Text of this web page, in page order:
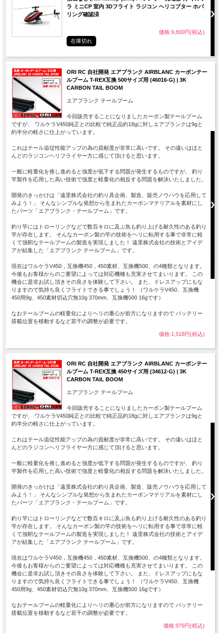
実機の持つ雰囲気を再現。
リベッ
SLT仕様受信機を装備。別売りのGENERAL LINKを使用す
れば、お手持ちの各社送信機でもフライトがお楽しみ頂け
ます。
・フライ
・大型ヘ
はオススメ
・リベッ
ルなスケ
・キャビ
ンケージ
・SLT仕様
れば、お
機体仕様
SOLO PRO 135 BO-105 ドイツ連邦軍仕
ローター直径
245mm
全長
236mm
重量
89g
送信機
J6 SLT仕様 2.4GHz 6ch
充電器
専用AC充電器
ブレード
可変ピッチ
飛行時間
約5分
ラ ミニCP 室内 3Dフライト ラジコン ヘリコプター ホバ
リング確認済
価格:9,800円(税込)
在庫切れ
ORI RC 自社開発 エアブランク AIRBLANC カーボンテー
ルブーム T-REX互換 500サイズ用 (46016-G) | 3K
CARBON TAIL BOOM
エアブランク テールブーム
今回販売することになりましたカーボン製テールブーム
ですが、 ワルケラV450純正との比較で純正品約18gに対しエアブランクは9gと
約半分の軽さに仕上がっています。
これはテール追従性能アップの為の貢献度が非常に高いです。 その違いはほと
んどのラジコンヘリフライヤー方に感じて頂けると思います。
一般に軽量化を推し進めると強度が低下する問題が発生するものですが、 釣り
竿製作を応用した高い技術で強度と軽量化の相反する問題を解決いたしました。
開発のきっかけは「遠里株式会社の釣り具企画、製造、販売ノウハウを応用して
みよう！」 そんなシンプルな発想から生まれたカーボンマテリアルを素材にし
たパーツ「エアブランク・テールブーム」です。
釣り竿にはトローリングなどで数百キロに及ぶ魚も釣り上げる耐久性のある釣り
竿が存在します。 そんなカーボン製の竿の技術をヘリに転用する事で非常に軽
くて強靭なテールブームの製造を実現しました！ 遠里株式会社の技術とアイデ
アが結集した「エアブランク テールブーム」です。
現在はワルケラV450，互換機450，450素材、互換機500、の4種類となります。
今後もお客様からのご要望によっては対応機種も充実させてまいります。 この
機会に是非お試し頂きその良さを体験して下さい。 また、ドレスアップにもな
りますので気持ち良くフライトできる事でしょう！ （ワルケラV450、互換機
450用9g、450素材切込穴無10g 370mm、互換機500 16gです）
なおテールブームの軽量化によりヘリの重心が前方になりますので バッテリー
搭載位置を移動するなど若干の調整が必要です。
価格:1,518円(税込)
ORI RC 自社開発 エアブランク AIRBLANC カーボンテー
ルブーム T-REX互換 450サイズ用 (34612-G) | 3K
CARBON TAIL BOOM
エアブランク テールブーム
今回販売することになりましたカーボン製テールブーム
ですが、 ワルケラV450純正との比較で純正品約18gに対しエアブランクは9gと
約半分の軽さに仕上がっています。
これはテール追従性能アップの為の貢献度が非常に高いです。 その違いはほと
んどのラジコンヘリフライヤー方に感じて頂けると思います。
一般に軽量化を推し進めると強度が低下する問題が発生するものですが、 釣り
竿製作を応用した高い技術で強度と軽量化の相反する問題を解決いたしました。
開発のきっかけは「遠里株式会社の釣り具企画、製造、販売ノウハウを応用して
みよう！」 そんなシンプルな発想から生まれたカーボンマテリアルを素材にし
たパーツ「エアブランク・テールブーム」です。
釣り竿にはトローリングなどで数百キロに及ぶ魚も釣り上げる耐久性のある釣り
竿が存在します。 そんなカーボン製の竿の技術をヘリに転用する事で非常に軽
くて強靭なテールブームの製造を実現しました！ 遠里株式会社の技術とアイデ
アが結集した「エアブランク テールブーム」です。
現在はワルケラV450，互換機450，450素材、互換機500、の4種類となります。
今後もお客様からのご要望によっては対応機種も充実させてまいります。 この
機会に是非お試し頂きその良さを体験して下さい。 また、ドレスアップにもな
りますので気持ち良くフライトできる事でしょう！ （ワルケラV450、互換機
450用9g、450素材切込穴無10g 370mm、互換機500 16gです）
なおテールブームの軽量化によりヘリの重心が前方になりますので バッテリー
搭載位置を移動するなど若干の調整が必要です。
価格:979円(税込)